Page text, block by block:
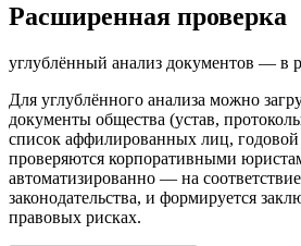
Расширенная проверка
углублённый анализ документов — в
Для углублённого анализа можно
документы общества (устав,
список аффилированных лиц,
проверяются корпоративными
автоматизированно — на
законодательства, и формируется
правовых рисках.